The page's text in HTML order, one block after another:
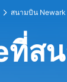
สนามบิน Newark
ที่ส